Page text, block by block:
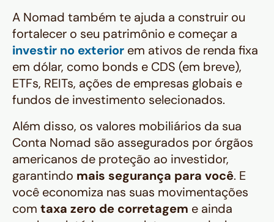
A Nomad também te ajuda a construir ou
fortalecer o seu patrimônio e começar a
investir no exterior em ativos de renda fixa
em dólar, como bonds e CDS (em breve),
ETFs, REITs, ações de empresas globais e
fundos de investimento selecionados.
Além disso, os valores mobiliários da sua
Conta Nomad são assegurados por órgãos
americanos de proteção ao investidor,
garantindo mais segurança para você. E
você economiza nas suas movimentações
com taxa zero de corretagem e ainda